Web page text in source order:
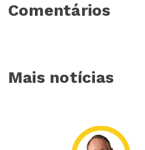
Comentários
Mais notícias